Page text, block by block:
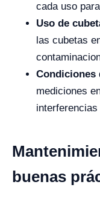
cada uso
Uso de
las cubetas
Condiciones
mediciones
buenas